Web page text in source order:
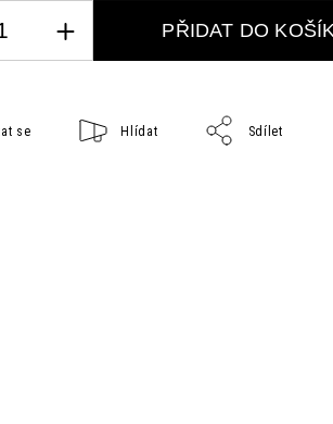
PŘIDAT DO
se Hlídat Sdílet